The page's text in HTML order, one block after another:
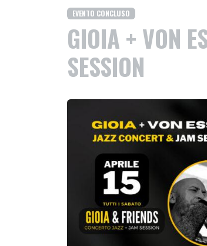
EVENTO CONCLUSO
GIOIA + VON
SESSION